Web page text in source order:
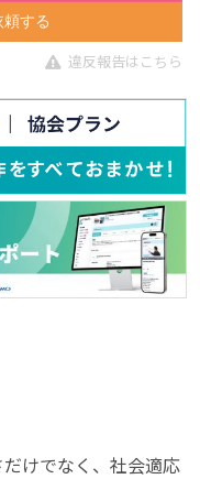
する
違反報告はこちら
けでなく、社会適応